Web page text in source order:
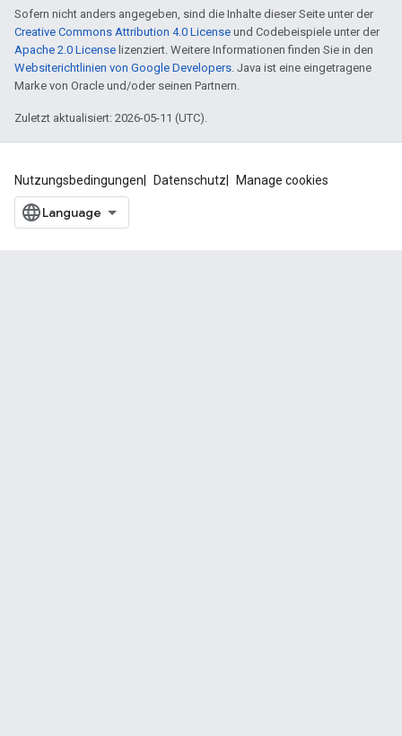
Sofern nicht anders angegeben, sind die Inhalte dieser Seite unter der
Creative Commons Attribution 4.0 License und Codebeispiele unter der
Apache 2.0 License lizenziert. Weitere Informationen finden Sie in den
Websiterichtlinien von Google Developers. Java ist eine eingetragene
Marke von Oracle und/oder seinen Partnern.
Zuletzt aktualisiert: 2026-05-11 (UTC).
Nutzungsbedingungen Datenschutz Manage cookies